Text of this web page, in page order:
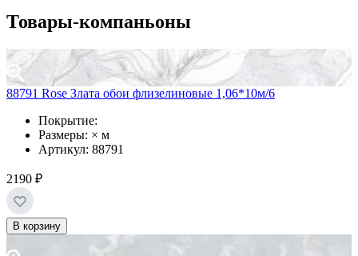
Товары-компаньоны
88791 Rose Злата обои флизелиновые 1,06*10м/6
Покрытие:
Размеры: × м
Артикул: 88791
2190 ₽
В корзину